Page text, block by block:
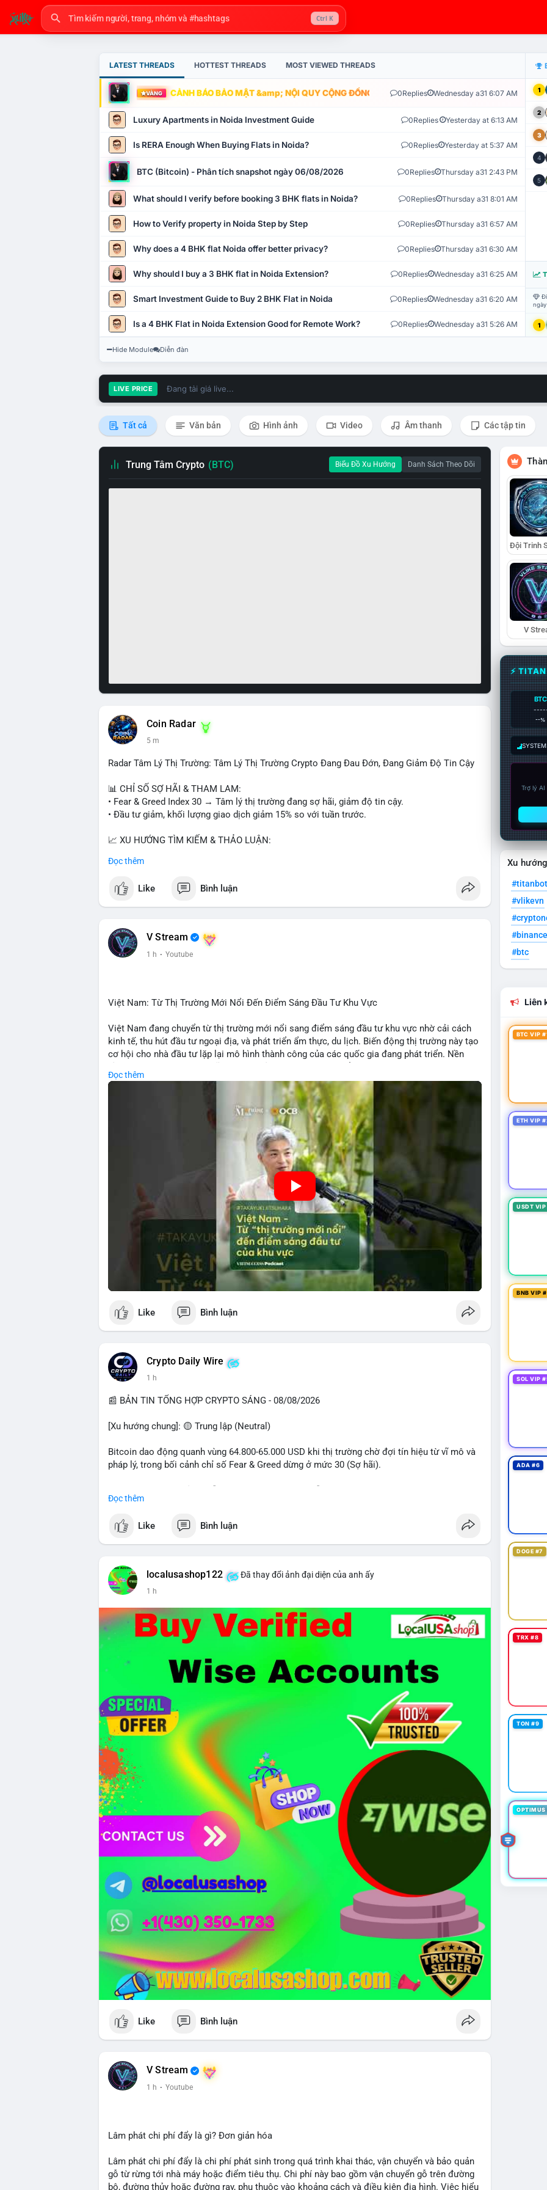
Ctrl K
LATEST THREADS HOTTEST THREADS MOST VIEWED THREADS
VÀNG CẢNH BÁO BẢO MẬT &amp; NỘI QUY CỘNG ĐỒNG VLIKE.VN: HỆ THỐNG GIÁM SÁT TỰ
0Replies Wednesday a31 6:07 AM
Luxury Apartments in Noida Investment Guide 0Replies Yesterday at 6:13 AM
Is RERA Enough When Buying Flats in Noida? 0Replies Yesterday at 5:37 AM
BTC (Bitcoin) - Phân tích snapshot ngày 06/08/2026 0Replies Thursday a31 2:43 PM
What should I verify before booking 3 BHK flats in Noida? 0Replies Thursday a31 8:01 AM
How to Verify property in Noida Step by Step 0Replies Thursday a31 6:57 AM
Why does a 4 BHK flat Noida offer better privacy? 0Replies Thursday a31 6:30 AM
Why should I buy a 3 BHK flat in Noida Extension? 0Replies Wednesday a31 6:25 AM
Smart Investment Guide to Buy 2 BHK Flat in Noida 0Replies Wednesday a31 6:20 AM
Is a 4 BHK Flat in Noida Extension Good for Remote Work? 0Replies Wednesday a31 5:26 AM
1
2
3
4
5
1
Hide Module Diễn đàn
LIVE PRICE Đang tải giá live...
Tất cả Văn bản Hình ảnh Video Âm thanh Các tập tin
Trung Tâm Crypto (BTC) Biểu Đồ Xu Hướng Danh Sách Theo Dõi
Coin Radar
5 m
Radar Tâm Lý Thị Trường: Tâm Lý Thị Trường Crypto Đang Đau Đớn, Đang Giảm Độ Tin Cậy
📊 CHỈ SỐ SỢ HÃI & THAM LAM:
• Fear & Greed Index 30 → Tâm lý thị trường đang sợ hãi, giảm độ tin cậy.
• Đầu tư giảm, khối lượng giao dịch giảm 15% so với tuần trước.
📈 XU HƯỚNG TÌM KIẾM & THẢO LUẬN:
Tutorial.
• LunarCrush: Ethereum, Solana, Dogecoin, Chainlink, Litecoin, Tesla, UFC, Premier League,
etc.
💬 DÒNG CHẢY TIN TỨC & TRUYỀN THÔNG:
• Telegram: US Senate tiến hành bỏ phiếu Clarity Act, IMF nói stablecoin địa phương tăng
nhu cầu.
crypto.
💡 NHẬN ĐỊNH & KHUYẾN NGHỊ:
• Tâm lý ngắn hạn: sợ hãi, giảm khối lượng, người bán tăng.
• Khuyến nghị: giữ cẩn thận, tránh short, tập trung vào stablecoin, theo dõi US legislation.
📊 Nguồn: Radar Tâm Lý Thị Trường
Đọc thêm
Like Bình luận
V Stream
1 h · Youtube
Việt Nam: Từ Thị Trường Mới Nổi Đến Điểm Sáng Đầu Tư Khu Vực
Việt Nam đang chuyển từ thị trường mới nổi sang điểm sáng đầu tư khu vực nhờ cải cách
kinh tế, thu hút đầu tư ngoại địa, và phát triển ẩm thực, du lịch. Biến động thị trường này tạo
cơ hội cho nhà đầu tư lặp lại mô hình thành công của các quốc gia đang phát triển. Nền
đầu tư toàn cầu.
Đọc thêm
Like Bình luận
Crypto Daily Wire
1 h
📰 BẢN TIN TỔNG HỢP CRYPTO SÁNG - 08/08/2026
[Xu hướng chung]: 🟡 Trung lập (Neutral)
Bitcoin dao động quanh vùng 64.800-65.000 USD khi thị trường chờ đợi tín hiệu từ vĩ mô và
pháp lý, trong bối cảnh chỉ số Fear & Greed dừng ở mức 30 (Sợ hãi).
chuyển 289,92 BTC trị giá 18,83 triệu USD lúc 08:19 UTC và 61,37 BTC (gần 4 triệu USD) lúc
sàn.
phiếu để tiến tới tháng tới. IMF nhận định stablecoin nội địa có thể thúc đẩy nhu cầu token
được dollar hỗ trợ. Tòa án Mỹ cho phép Bybit truy xuất tài sản 1,5 tỷ USD từ vụ hack Triều
Tiên.
- Công nghệ & Bảo mật: BTCPay cảnh báo exploit mới trên LND có thể đánh cắp thông tin
đăng nhập Lightning Network, người dùng cần cập nhật ngay. XRP Ledger đề xuất sửa đổi
bảo mật token hóa tài sản Wall Street trị giá 530 triệu USD.
Nhà đầu tư nên thận trọng với đòn bẩy cao khi Funding Rate BTC chỉ ở mức 0.0035%. Vùng
Fear hiện tại có thể là cơ hội tích lũy dài hạn nhưng cần chờ xác nhận dòng tiền.
Xem chi tiết các bài viết đầy đủ tại dòng thời gian của Vlike.vn!
#whalealertbtc #clarityact #lightningexploit #xrpledger
Đọc thêm
Like Bình luận
localusashop122 Đã thay đổi ảnh đại diện của anh ấy
1 h
Like Bình luận
V Stream
1 h · Youtube
Lâm phát chi phí đẩy là gì? Đơn giản hóa
Lâm phát chi phí đẩy là chi phí phát sinh trong quá trình khai thác, vận chuyển và bảo quản
gỗ từ rừng tới nhà máy hoặc điểm tiêu thụ. Chi phí này bao gồm vận chuyển gỗ trên đường
bộ, đường thủy hoặc đường ray, phụ thuộc vào khoảng cách và điều kiện địa hình. Việc hiểu
V
⚡
BTC
--%
Trợ lý
Xu
#titanbot
#vlikevn
#btc
Liên
BTC VIP
ETH VIP
USDT
BNB VIP
SOL VIP
ADA #6
DOGE #7
TRX #8
TON #9
OPTIMUS